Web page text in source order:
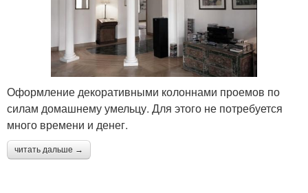
Оформление декоративными колоннами проемов по
силам домашнему умельцу. Для этого не потребуется
много времени и денег.
читать дальше →